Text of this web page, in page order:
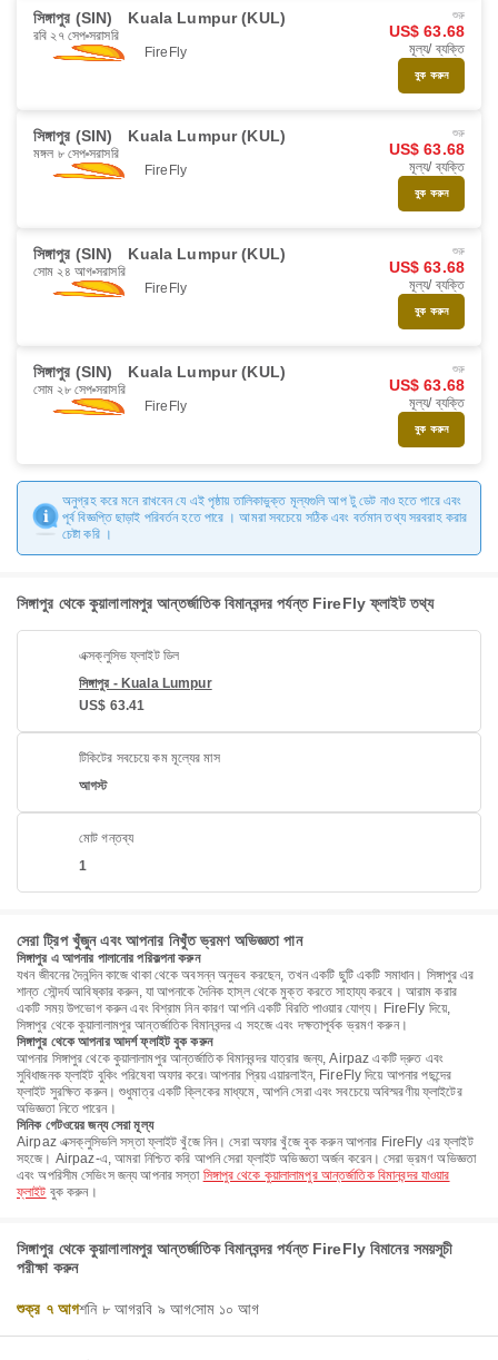
সিঙ্গাপুর (SIN) Kuala Lumpur (KUL)
রবি ২৭ সেপ সরাসরি
FireFly
শুরু
US$ 63.68
মূল্য/ ব্যক্তি
বুক করুন
সিঙ্গাপুর (SIN) Kuala Lumpur (KUL)
মঙ্গল ৮ সেপ সরাসরি
FireFly
শুরু
US$ 63.68
মূল্য/ ব্যক্তি
বুক করুন
সিঙ্গাপুর (SIN) Kuala Lumpur (KUL)
সোম ২৪ আগ সরাসরি
FireFly
শুরু
US$ 63.68
মূল্য/ ব্যক্তি
বুক করুন
সিঙ্গাপুর (SIN) Kuala Lumpur (KUL)
সোম ২৮ সেপ সরাসরি
FireFly
শুরু
US$ 63.68
মূল্য/ ব্যক্তি
বুক করুন
অনুগ্রহ করে মনে রাখবেন যে এই পৃষ্ঠায় তালিকাভুক্ত মূল্যগুলি আপ টু ডেট নাও হতে পারে এবং
পূর্ব বিজ্ঞপ্তি ছাড়াই পরিবর্তন হতে পারে । আমরা সবচেয়ে সঠিক এবং বর্তমান তথ্য সরবরাহ করার
চেষ্টা করি ।
সিঙ্গাপুর থেকে কুয়ালালামপুর আন্তর্জাতিক বিমানবন্দর পর্যন্ত FireFly ফ্লাইট তথ্য
এক্সক্লুসিভ ফ্লাইট ডিল
সিঙ্গাপুর - Kuala Lumpur
US$ 63.41
টিকিটের সবচেয়ে কম মূল্যের মাস
আগস্ট
মোট গন্তব্য
1
সেরা ট্রিপ খুঁজুন এবং আপনার নিখুঁত ভ্রমণ অভিজ্ঞতা পান
সিঙ্গাপুর এ আপনার পালানোর পরিকল্পনা করুন
যখন জীবনের দৈনন্দিন কাজে থাকা থেকে অবসন্ন অনুভব করছেন, তখন একটি ছুটি একটি সমাধান। সিঙ্গাপুর এর
শান্ত সৌন্দর্য আবিষ্কার করুন, যা আপনাকে দৈনিক হাস্ল থেকে মুক্ত করতে সাহায্য করবে। আরাম করার
একটি সময় উপভোগ করুন এবং বিশ্রাম নিন কারণ আপনি একটি বিরতি পাওয়ার যোগ্য। FireFly দিয়ে,
সিঙ্গাপুর থেকে কুয়ালালামপুর আন্তর্জাতিক বিমানবন্দর এ সহজে এবং দক্ষতাপূর্বক ভ্রমণ করুন।
সিঙ্গাপুর থেকে আপনার আদর্শ ফ্লাইট বুক করুন
আপনার সিঙ্গাপুর থেকে কুয়ালালামপুর আন্তর্জাতিক বিমানবন্দর যাত্রার জন্য, Airpaz একটি দ্রুত এবং
সুবিধাজনক ফ্লাইট বুকিং পরিষেবা অফার করে৷ আপনার প্রিয় এয়ারলাইন, FireFly দিয়ে আপনার পছন্দের
ফ্লাইট সুরক্ষিত করুন। শুধুমাত্র একটি ক্লিকের মাধ্যমে, আপনি সেরা এবং সবচেয়ে অবিস্মরণীয় ফ্লাইটের
অভিজ্ঞতা নিতে পারেন।
সিনিক গেটওয়ের জন্য সেরা মূল্য
Airpaz এক্সক্লুসিভলি সস্তা ফ্লাইট খুঁজে নিন। সেরা অফার খুঁজে বুক করুন আপনার FireFly এর ফ্লাইট
সহজে। Airpaz-এ, আমরা নিশ্চিত করি আপনি সেরা ফ্লাইট অভিজ্ঞতা অর্জন করেন। সেরা ভ্রমণ অভিজ্ঞতা
এবং অপরিসীম সেভিংস জন্য আপনার সস্তা সিঙ্গাপুর থেকে কুয়ালালামপুর আন্তর্জাতিক বিমানবন্দর যাওয়ার
ফ্লাইট বুক করুন।
সিঙ্গাপুর থেকে কুয়ালালামপুর আন্তর্জাতিক বিমানবন্দর পর্যন্ত FireFly বিমানের সময়সূচী
পরীক্ষা করুন
শুক্র ৭ আগশনি ৮ আগরবি ৯ আগসোম ১০ আগ